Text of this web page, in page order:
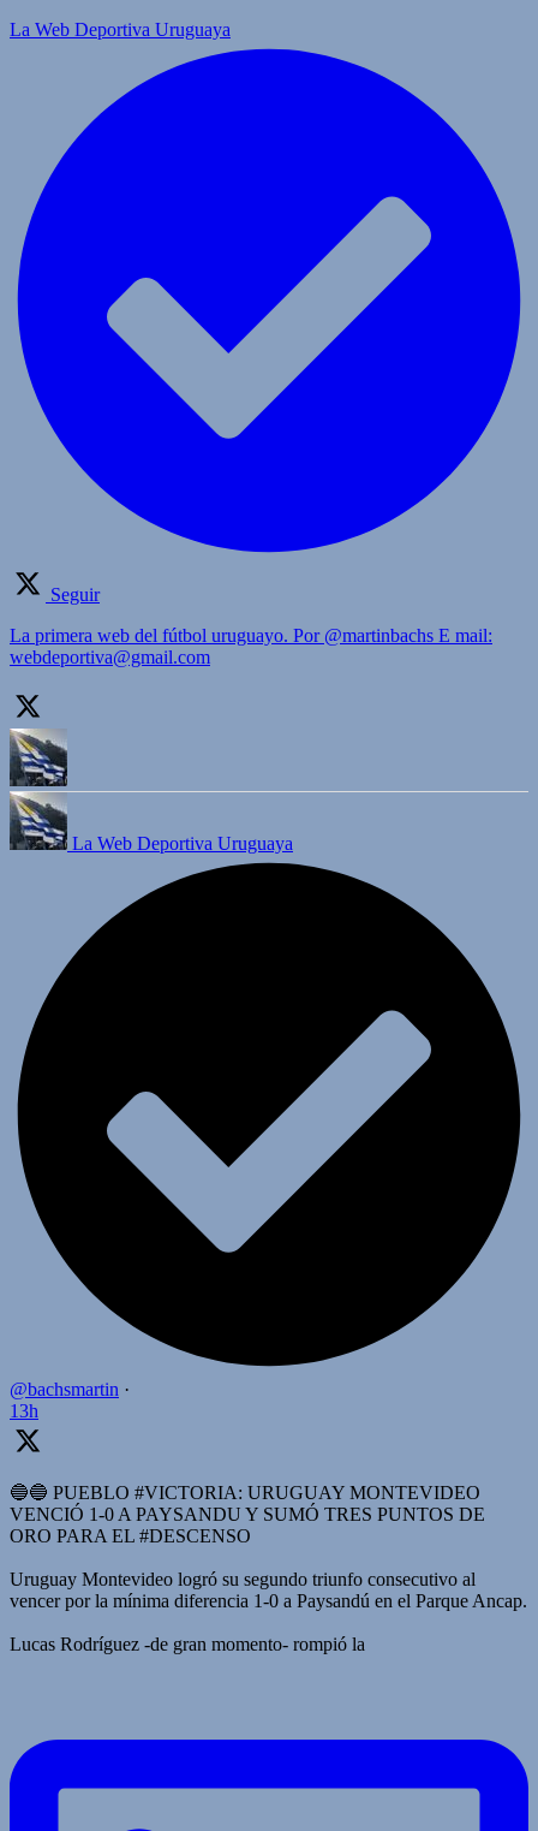
La Web Deportiva Uruguaya
Seguir
La primera web del fútbol uruguayo. Por @martinbachs E mail:
webdeportiva@gmail.com
La Web Deportiva Uruguaya
@bachsmartin ·
13h
🔵🔵 PUEBLO #VICTORIA: URUGUAY MONTEVIDEO
VENCIÓ 1-0 A PAYSANDU Y SUMÓ TRES PUNTOS DE
ORO PARA EL #DESCENSO
Uruguay Montevideo logró su segundo triunfo consecutivo al
vencer por la mínima diferencia 1-0 a Paysandú en el Parque Ancap.
Lucas Rodríguez -de gran momento- rompió la